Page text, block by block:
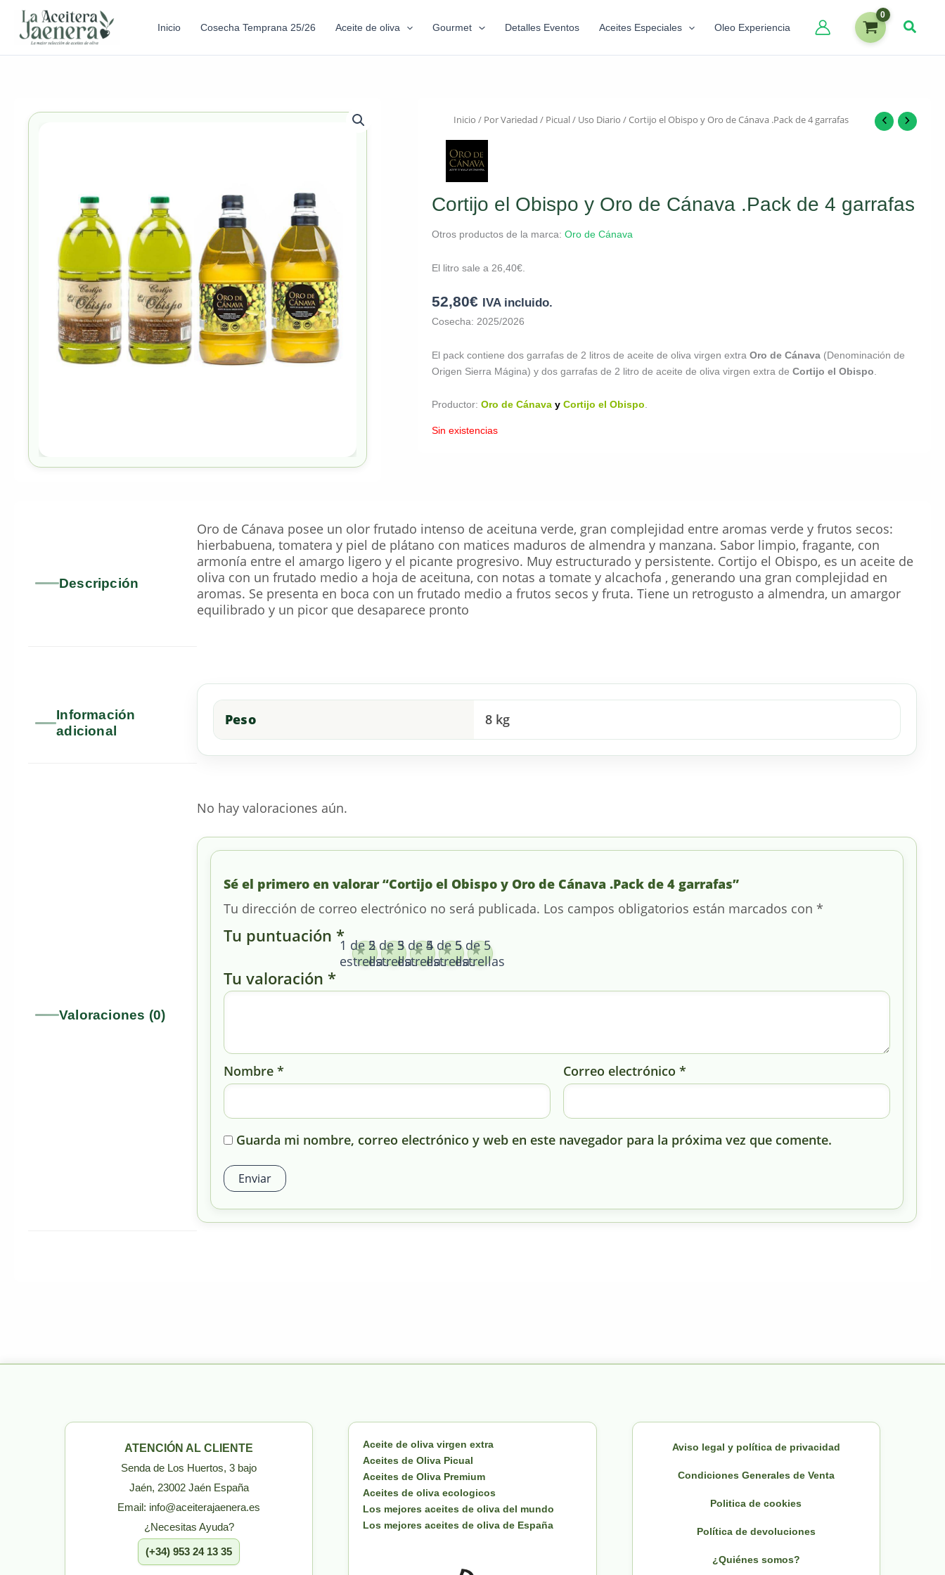
Inicio Cosecha Temprana 25/26 Aceite de oliva Gourmet Detalles Eventos Aceites Especiales Oleo Experiencia
Inicio / Por Variedad / Picual/ Uso Diario / Cortijo el Obispo y Oro de Cánava .Pack de 4 garrafas
Cortijo el Obispo y Oro de Cánava .Pack de 4 garrafas
Otros productos de la marca: Oro de Cánava
El litro sale a 26,40€.
52,80€ IVA incluido.
Cosecha: 2025/2026
El pack contiene dos garrafas de 2 litros de aceite de oliva virgen extra Oro de Cánava(Denominación de
Origen Sierra Mágina) y dos garrafas de 2 litro de aceite de oliva virgen extra de Cortijo el Obispo
Productor: Oro de Cánava y Cortijo el Obispo.
Sin existencias
Descripción
Oro de Cánava posee un olor frutado intenso de aceituna verde, gran complejidad entre aromas verde y frutos secos:
hierbabuena, tomatera y piel de plátano con matices maduros de almendra y manzana. Sabor limpio, fragante, con
armonía entre el amargo ligero y el picante progresivo. Muy estructurado y persistente. Cortijo el Obispo, es un aceite de
oliva con un frutado medio a hoja de aceituna, con notas a tomate y alcachofa , generando una gran complejidad en
aromas. Se presenta en boca con un frutado medio a frutos secos y fruta. Tiene un retrogusto a almendra, un amargor
equilibrado y un picor que desaparece pronto
Información
adicional
Peso 8 kg
Valoraciones (0)
No hay valoraciones aún.
Sé el primero en valorar “Cortijo el Obispo y Oro de Cánava .Pack de 4 garrafas”
Tu dirección de correo electrónico no será publicada. Los campos obligatorios están marcados con *
Tu puntuación *1 de 5
estrellas
2 de 5
estrellas
3 de 5
estrellas
4 de 5
estrellas
5 de 5
estrellas
Tu valoración *
Nombre * Correo electrónico*
Guarda mi nombre, correo electrónico y web en este navegador para la próxima vez que comente.
ATENCIÓN AL CLIENTE
Senda de Los Huertos, 3 bajo
Jaén, 23002 Jaén España
Email: info@aceiterajaenera.es
¿Necesitas Ayuda?
(+34) 953 24 13 35
Aceite de oliva virgen extra
Aceites de Oliva Picual
Aceites de Oliva Premium
Aceites de oliva ecologicos
Los mejores aceites de oliva del mundo
Los mejores aceites de oliva de España
Aviso legal y política de privacidad
Condiciones Generales de Venta
Politica de cookies
Política de devoluciones
¿Quiénes somos?